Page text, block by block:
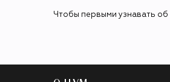
Чтобы первыми узнавать об